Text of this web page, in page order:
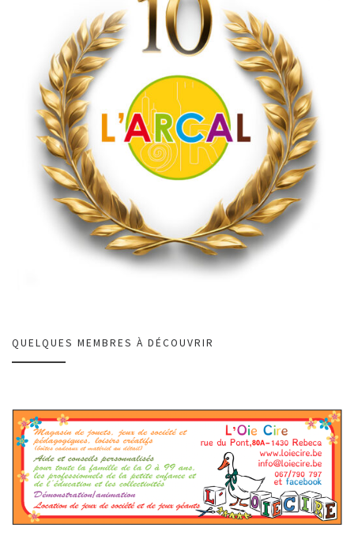
QUELQUES MEMBRES À DÉCOUVRIR